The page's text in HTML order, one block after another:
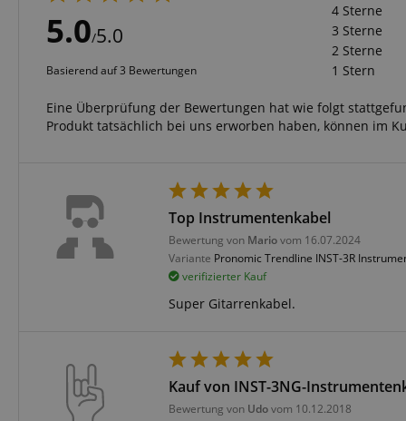
5.0/5.0
Basierend auf 3 Bewertungen
4 Sterne
3 Sterne
2 Sterne
1 Stern
Eine Überprüfung der Bewertungen hat wie folgt
Produkt tatsächlich bei uns erworben haben, können im
Top Instrumentenkabel
Bewertung von Mariovom 16.07.2024
Variante Pronomic Trendline INST-3R
verifizierter Kauf
Super Gitarrenkabel.
Kauf von INST-3NG-
Bewertung von Udovom 10.12.2018
sid_key
session-token